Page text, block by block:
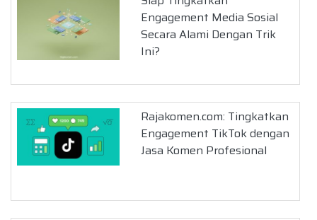
Engagement Media Sosial
Secara Alami Dengan Trik
Ini?
Rajakomen.com: Tingkatkan
Engagement TikTok dengan
Jasa Komen Profesional